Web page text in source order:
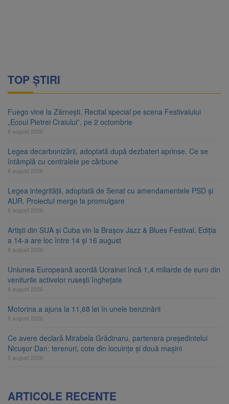
TOP ȘTIRI
Fuego vine la Zărnești. Recital special pe scena Festivalului
„Ecoul Pietrei Craiului”, pe 2 octombrie
6 august 2026
Legea decarbonizării, adoptată după dezbateri aprinse. Ce se
întâmplă cu centralele pe cărbune
6 august 2026
Legea integrității, adoptată de Senat cu amendamentele PSD și
AUR. Proiectul merge la promulgare
6 august 2026
Artiști din SUA și Cuba vin la Brașov Jazz & Blues Festival. Ediția
a 14-a are loc între 14 și 16 august
6 august 2026
Uniunea Europeană acordă Ucrainei încă 1,4 miliarde de euro din
veniturile activelor rusești înghețate
6 august 2026
Motorina a ajuns la 11,68 lei în unele benzinării
6 august 2026
Ce avere declară Mirabela Grădinaru, partenera președintelui
Nicușor Dan: terenuri, cote din locuințe și două mașini
5 august 2026
ARTICOLE RECENTE